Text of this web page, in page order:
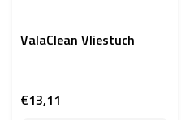
ValaClean Vliestuch
€13,11